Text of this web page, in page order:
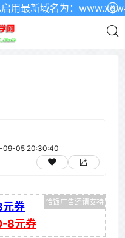
最新域名为：
09-05 20:30:40
券
8元券